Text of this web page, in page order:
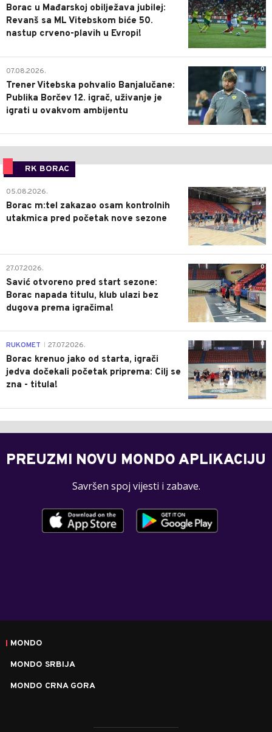
Borac u Mađarskoj obilježava jubilej:
Revanš sa ML Vitebskom biće 50.
nastup crveno-plavih u Evropi!
0
07.08.2026.
Trener Vitebska pohvalio Banjalučane:
Publika Borčev 12. igrač, uživanje je
igrati u ovakvom ambijentu
RK BORAC
0
05.08.2026.
Borac m:tel zakazao osam kontrolnih
utakmica pred početak nove sezone
0
27.07.2026.
Savić otvoreno pred start sezone:
Borac napada titulu, klub ulazi bez
dugova prema igračima!
0
RUKOMET 27.07.2026.
Borac krenuo jako od starta, igrači
jedva dočekali početak priprema: Cilj se
zna - titula!
PREUZMI NOVU MONDO APLIKACIJU
Savršen spoj vijesti i zabave.
MONDO
MONDO SRBIJA
MONDO CRNA GORA